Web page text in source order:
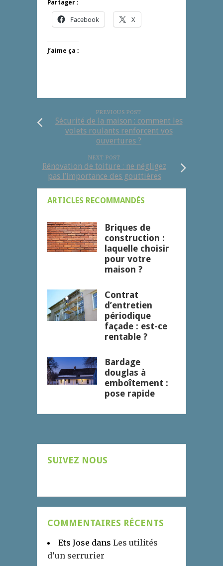
Partager :
Facebook X
J’aime ça :
PREVIOUS POST
Sécurité de la maison : comment les
volets roulants renforcent vos
ouvertures ?
NEXT POST
Rénovation de toiture : ne négligez
pas l’importance des gouttières
ARTICLES RECOMMANDÉS
Briques de
construction :
laquelle choisir
pour votre
maison ?
Contrat
d’entretien
périodique
façade : est-ce
rentable ?
Bardage
douglas à
emboîtement :
pose rapide
SUIVEZ NOUS
COMMENTAIRES RÉCENTS
Ets Jose dans Les utilités
d’un serrurier